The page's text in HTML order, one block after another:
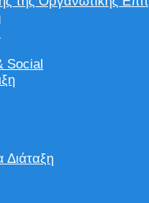
Social
Διάταξη